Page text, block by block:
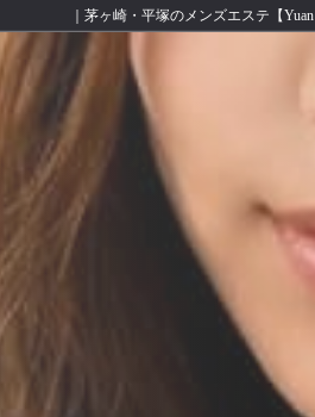
｜茅ヶ崎・平塚のメンズエステ【